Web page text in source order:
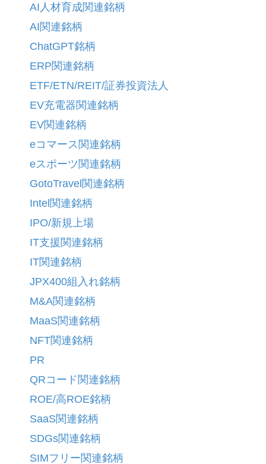
AI人材育成関連銘柄
AI関連銘柄
ChatGPT銘柄
ERP関連銘柄
ETF/ETN/REIT/証券投資法人
EV充電器関連銘柄
EV関連銘柄
eコマース関連銘柄
eスポーツ関連銘柄
GotoTravel関連銘柄
Intel関連銘柄
IPO/新規上場
IT支援関連銘柄
IT関連銘柄
JPX400組入れ銘柄
M&A関連銘柄
MaaS関連銘柄
NFT関連銘柄
PR
QRコード関連銘柄
ROE/高ROE銘柄
SaaS関連銘柄
SDGs関連銘柄
SIMフリー関連銘柄